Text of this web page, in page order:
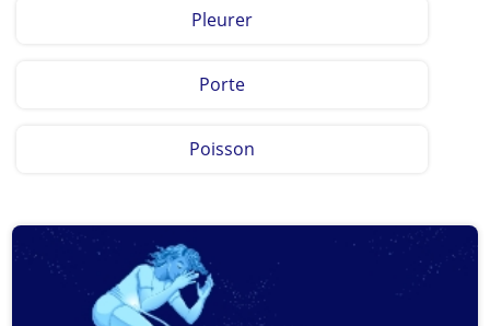
Pleurer
Porte
Poisson